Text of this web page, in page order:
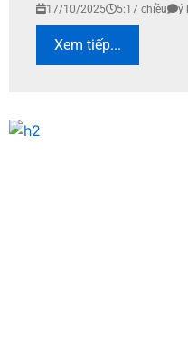
17/10/2025 5:17 chiều ý
Xem tiếp...